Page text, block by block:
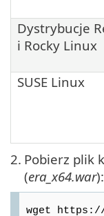
Dystrybucje
i Rocky Linux
SUSE Linux
2. Pobierz plik
(era_x64.war):
wget https://